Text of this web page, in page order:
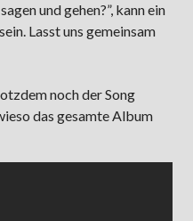
und gehen?”, kann ein
Lasst uns gemeinsam
noch der Song
das gesamte Album